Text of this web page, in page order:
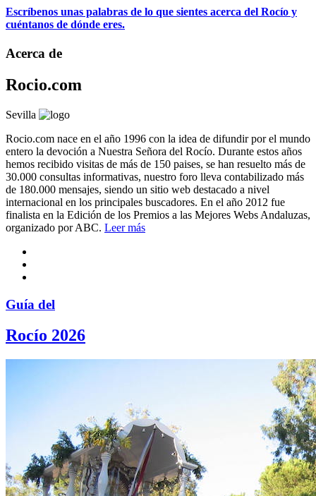
Escríbenos unas palabras de lo que sientes acerca del Rocío y
cuéntanos de dónde eres.
Acerca de
Rocio.com
Sevilla
Rocio.com nace en el año 1996 con la idea de difundir por el mundo
entero la devoción a Nuestra Señora del Rocío. Durante estos años
hemos recibido visitas de más de 150 paises, se han resuelto más de
30.000 consultas informativas, nuestro foro lleva contabilizado más
de 180.000 mensajes, siendo un sitio web destacado a nivel
internacional en los principales buscadores. En el año 2012 fue
finalista en la Edición de los Premios a las Mejores Webs Andaluzas,
organizado por ABC. Leer más
Guía del
Rocío 2026